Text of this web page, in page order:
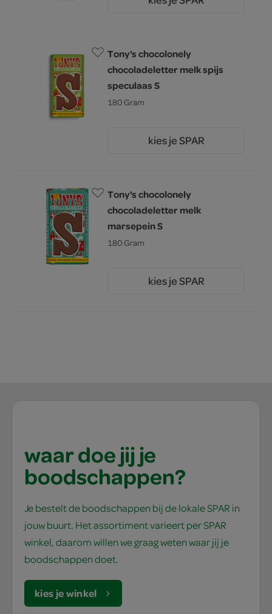
Tony's chocolonely
chocoladeletter melk spijs
speculaas S
180 Gram
kies je SPAR
Tony's chocolonely
chocoladeletter melk
marsepein S
180 Gram
kies je SPAR
waar doe jij je
boodschappen?
Je bestelt de boodschappen bij de lokale SPAR in
jouw buurt. Het assortiment varieert per SPAR
winkel, daarom willen we graag weten waar jij je
boodschappen doet.
kies je winkel